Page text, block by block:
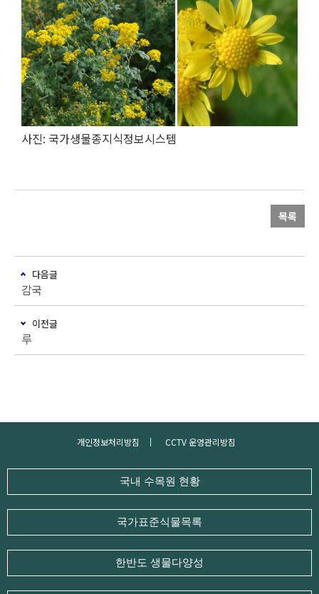
사진: 국가생물종지식정보시스템
목록
다음글
감국
이전글
루
개인정보처리방침 CCTV 운영관리방침
국내 수목원 현황
국가표준식물목록
한반도 생물다양성